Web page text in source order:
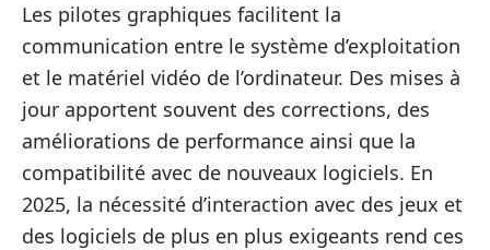
Les pilotes graphiques facilitent la
communication entre le système d’exploitation
et le matériel vidéo de l’ordinateur. Des mises à
jour apportent souvent des corrections, des
améliorations de performance ainsi que la
compatibilité avec de nouveaux logiciels. En
2025, la nécessité d’interaction avec des jeux et
des logiciels de plus en plus exigeants rend ces